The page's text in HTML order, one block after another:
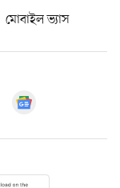
মোবাইল ভ্যাস